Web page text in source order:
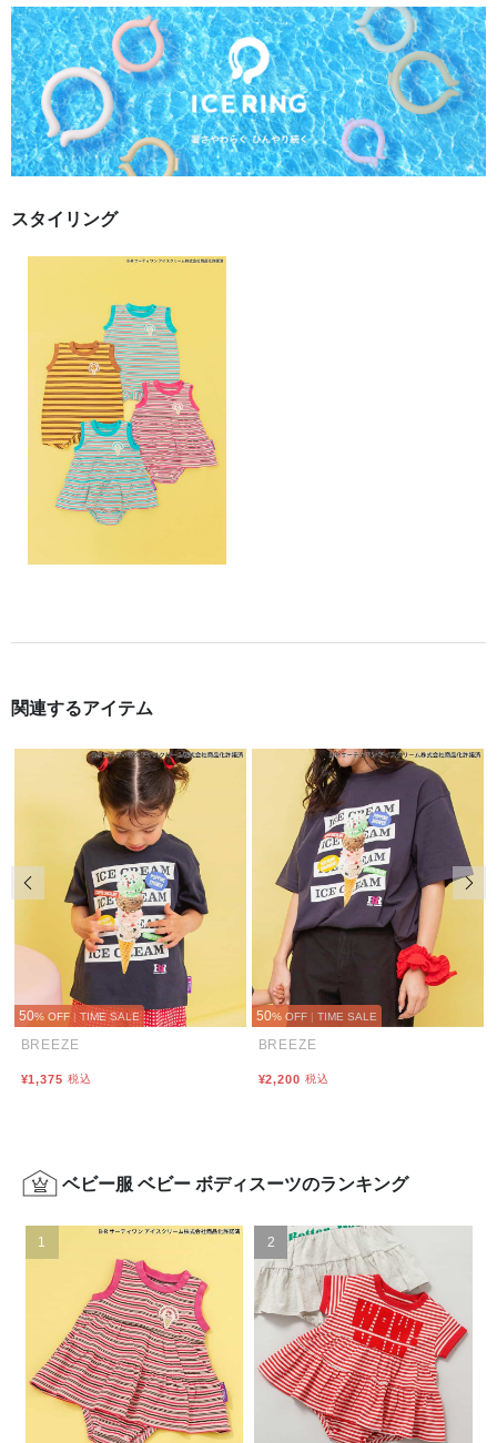
スタイリング
関連するアイテム
50% OFF | TIME SALE
BREEZE
¥1,375 税込
50% OFF | TIME SALE
BREEZE
¥2,200 税込
前の画像 次
ベビー服 ベビー ボディスーツのランキング
1 2